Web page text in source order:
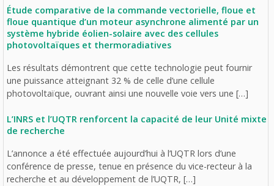
Étude comparative de la commande vectorielle, floue et
floue quantique d’un moteur asynchrone alimenté par un
système hybride éolien-solaire avec des cellules
photovoltaïques et thermoradiatives
Les résultats démontrent que cette technologie peut fournir
une puissance atteignant 32 % de celle d’une cellule
photovoltaïque, ouvrant ainsi une nouvelle voie vers une […]
L’INRS et l’UQTR renforcent la capacité de leur Unité mixte
de recherche
L’annonce a été effectuée aujourd’hui à l’UQTR lors d’une
conférence de presse, tenue en présence du vice-recteur à la
recherche et au développement de l’UQTR, […]